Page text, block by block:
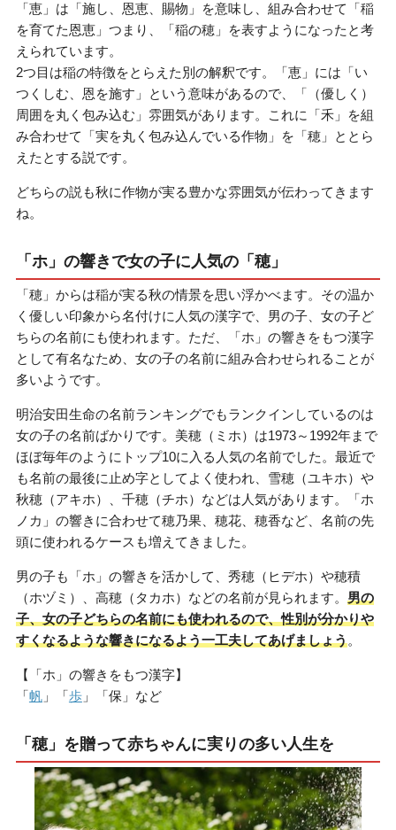
「恵」は「施し、恩恵、賜物」を意味し、組み合わせて「稲
を育てた恩恵」つまり、「稲の穂」を表すようになったと考
えられています。
2つ目は稲の特徴をとらえた別の解釈です。「恵」には「い
つくしむ、恩を施す」という意味があるので、「（優しく）
周囲を丸く包み込む」雰囲気があります。これに「禾」を組
み合わせて「実を丸く包み込んでいる作物」を「穂」ととら
えたとする説です。
どちらの説も秋に作物が実る豊かな雰囲気が伝わってきます
ね。
「ホ」の響きで女の子に人気の「穂」
「穂」からは稲が実る秋の情景を思い浮かべます。その温か
く優しい印象から名付けに人気の漢字で、男の子、女の子ど
ちらの名前にも使われます。ただ、「ホ」の響きをもつ漢字
として有名なため、女の子の名前に組み合わせられることが
多いようです。
明治安田生命の名前ランキングでもランクインしているのは
女の子の名前ばかりです。美穂（ミホ）は1973～1992年まで
ほぼ毎年のようにトップ10に入る人気の名前でした。最近で
も名前の最後に止め字としてよく使われ、雪穂（ユキホ）や
秋穂（アキホ）、千穂（チホ）などは人気があります。「ホ
ノカ」の響きに合わせて穂乃果、穂花、穂香など、名前の先
頭に使われるケースも増えてきました。
男の子も「ホ」の響きを活かして、秀穂（ヒデホ）や穂積
（ホヅミ）、高穂（タカホ）などの名前が見られます。 男の
子、女の子どちらの名前にも使われるので、性別が分かりや
すくなるような響きになるよう一工夫してあげましょう。
【「ホ」の響きをもつ漢字】
「帆」「歩」「保」など
「穂」を贈って赤ちゃんに実りの多い人生を